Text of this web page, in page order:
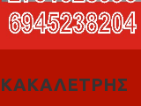
ΚΑΚΑΛΕΤΡΗΣ